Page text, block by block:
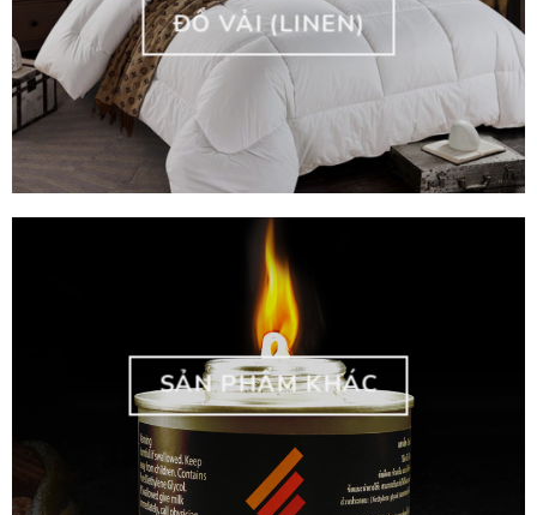
ĐỒ VẢI (LINEN)
SẢN PHẨM KHÁC